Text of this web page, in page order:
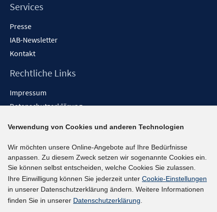
Services
Presse
IAB-Newsletter
Kontakt
Rechtliche Links
Impressum
Datenschutzerklärung
Barrieren melden
Social-Media-Kanäle
BlueSky
YouTube
LinkedIn
Verwendung von Cookies und anderen Technologien
Wir möchten unsere Online-Angebote auf Ihre Bedürfnisse
anpassen. Zu diesem Zweck setzen wir sogenannte Cookies ein.
Sie können selbst entscheiden, welche Cookies Sie zulassen.
Ihre Einwilligung können Sie jederzeit unter Cookie-Einstellungen
in unserer Datenschutzerklärung ändern. Weitere Informationen
finden Sie in unserer Datenschutzerklärung.